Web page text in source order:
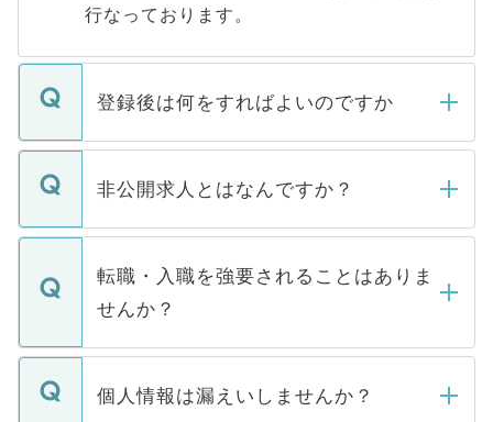
行なっております。
登録後は何をすればよいのですか
ご登録いただきましたら、弊社担当者がご
登録内容を確認し、その後メールもしくは
ます。通常、5営業日以内にはご連絡をせて
いただきますので、しばらくお待ちくださ
い。
非公開求人とはなんですか？
マイナビDOCTORで取り扱っている求人の
うち約3割は、Webサイトからご覧いただ
けない「非公開求人」です。非公開求人は
下記の理由によって、一般には公開してい
ません。
■応募殺到を避けるため 人気のある医療機
転職・入職を強要されることはありま
せんか？
転職・入職を強要することは一切ありませ
ん。また、仮に応募先から内定をいただい
個人情報は漏えいしませんか？